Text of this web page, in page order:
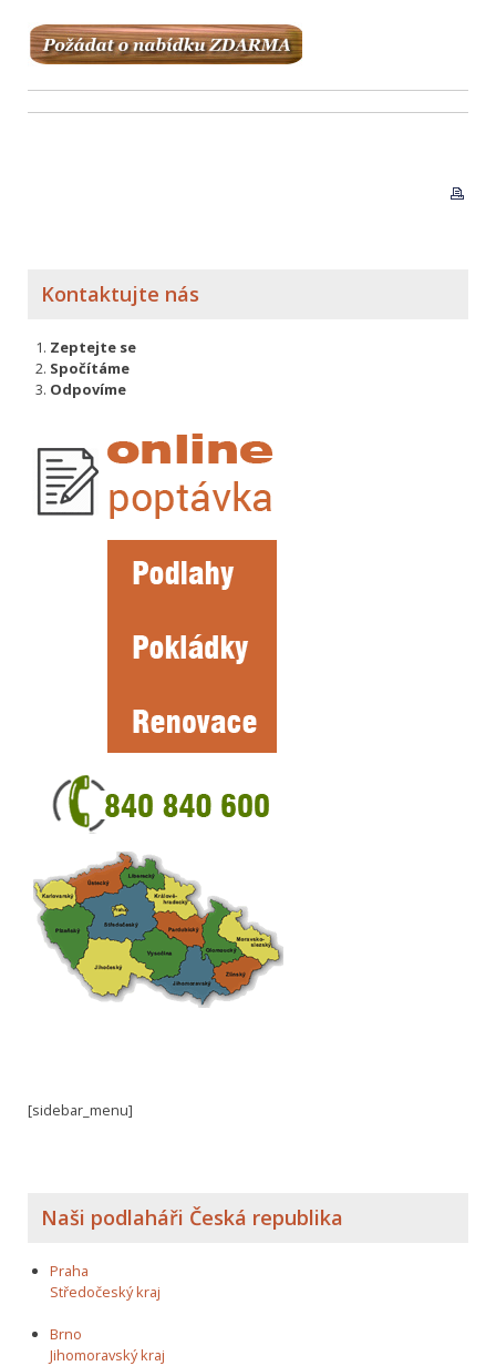
Kontaktujte nás
Zeptejte se
Spočítáme
Odpovíme
[sidebar_menu]
Naši podlaháři Česká republika
Praha
Středočeský kraj
Brno
Jihomoravský kraj